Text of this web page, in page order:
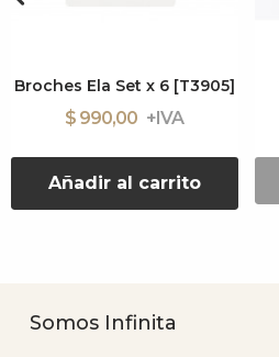
Broches Ela Set x 6 [T3905]
$ 990,00
Añadir al carrito
Somos Infinita